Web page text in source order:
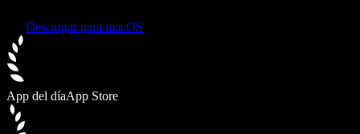
Descargar para macOS
App del díaApp Store